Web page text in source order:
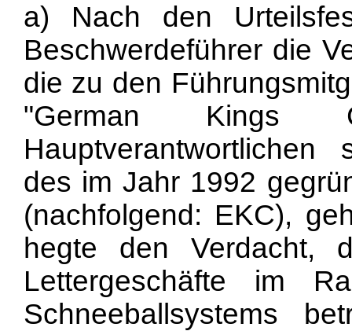
a) Nach den
Beschwerdeführer die
die zu den
"German
Hauptverantwortlichen
des im Jahr 1992
(nachfolgend: EKC),
hegte den Verdacht,
Lettergeschäfte im
Schneeballsystems